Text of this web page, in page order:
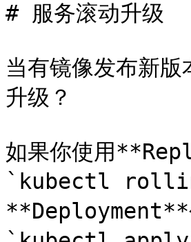
# 服务滚动升级
当有镜像发布新
升级？
如果你使用
`kubectl
**Deployment**